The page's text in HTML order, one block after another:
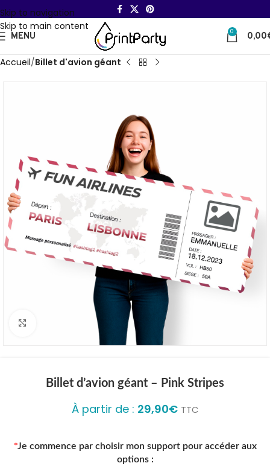
Skip to navigation
Skip to main content
MENU 0 0,00
Accueil Billet d'avion géant
Click to enlarge
Billet d’avion géant – Pink Stripes
À partir de : 29,90€ TTC
*Je commence par choisir mon support pour accéder aux
options :